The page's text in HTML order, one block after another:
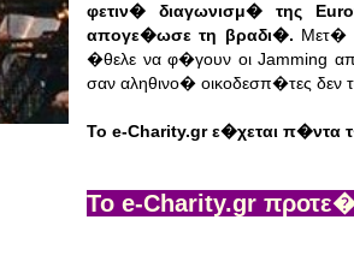
φετιν� διαγωνισμ� της
απογε�ωσε τη βραδι�. Μετ�
�θελε να φ�γουν οι Jamming
σαν αληθινο� οικοδεσπ�τεςδεν
Το e-Charity.gr ε�χεται π�ντα
To e-Charity.gr